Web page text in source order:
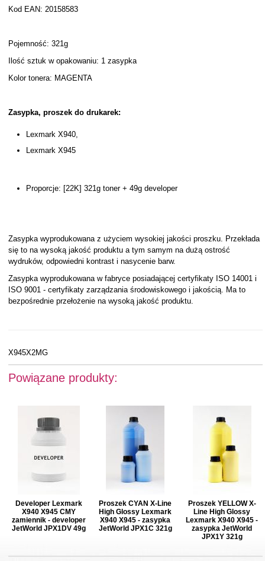
Kod EAN: 20158583
Pojemność: 321g
Ilość sztuk w opakowaniu: 1 zasypka
Kolor tonera: MAGENTA
Zasypka, proszek do drukarek:
Lexmark X940,
Lexmark X945
Proporcje: [22K] 321g toner + 49g developer
Zasypka wyprodukowana z użyciem wysokiej jakości proszku. Przekłada
się to na wysoką jakość produktu a tym samym na dużą ostrość
wydruków, odpowiedni kontrast i nasycenie barw.
Zasypka wyprodukowana w fabryce posiadającej certyfikaty ISO 14001 i
ISO 9001 - certyfikaty zarządzania środowiskowego i jakością. Ma to
bezpośrednie przełożenie na wysoką jakość produktu.
X945X2MG
Powiązane produkty:
Developer Lexmark
X940 X945 CMY
zamiennik - developer
JetWorld JPX1DV 49g
Proszek CYAN X-Line
High Glossy Lexmark
X940 X945 - zasypka
JetWorld JPX1C 321g
Proszek YELLOW X-
Line High Glossy
Lexmark X940 X945 -
zasypka JetWorld
JPX1Y 321g